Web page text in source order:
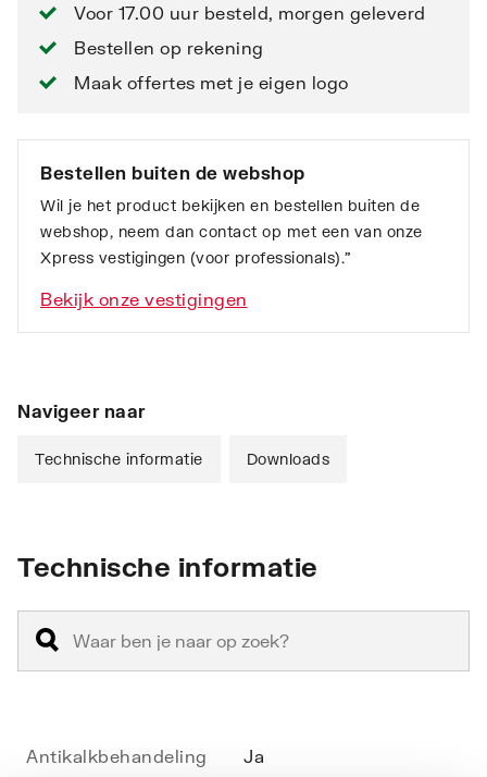
Voor 17.00 uur besteld, morgen geleverd
Bestellen op rekening
Maak offertes met je eigen logo
Bestellen buiten de webshop
Wil je het product bekijken en bestellen buiten de
webshop, neem dan contact op met een van onze
Xpress vestigingen (voor professionals).”
Bekijk onze vestigingen
Navigeer naar
Technische informatie Downloads
Technische informatie
Antikalkbehandeling Ja